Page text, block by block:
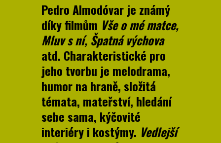
Pedro Almodóvar je známý
díky filmům Vše o mé matce,
Mluv s ní, Špatná výchova
atd. Charakteristické pro
jeho tvorbu je melodrama,
humor na hraně, složitá
témata, mateřství, hledání
sebe sama, kýčovité
interiéry i kostýmy. Vedlejší